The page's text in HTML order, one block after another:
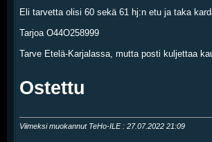
Eli tarvetta olisi 60 sekä 61 hj:n etu ja taka
Tarjoa O44O258999
Tarve Etelä-Karjalassa, mutta posti kuljettaa
Ostettu
Viimeksi muokannut TeHo-ILE : 27.07.2022 21:09